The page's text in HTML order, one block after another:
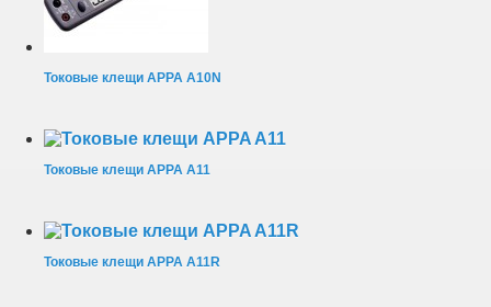
Токовые клещи APPA A10N
Токовые клещи APPA A11
Токовые клещи APPA A11R